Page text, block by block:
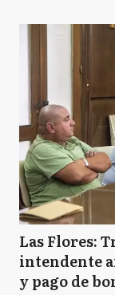
Las Flores:
intendente
y pago de